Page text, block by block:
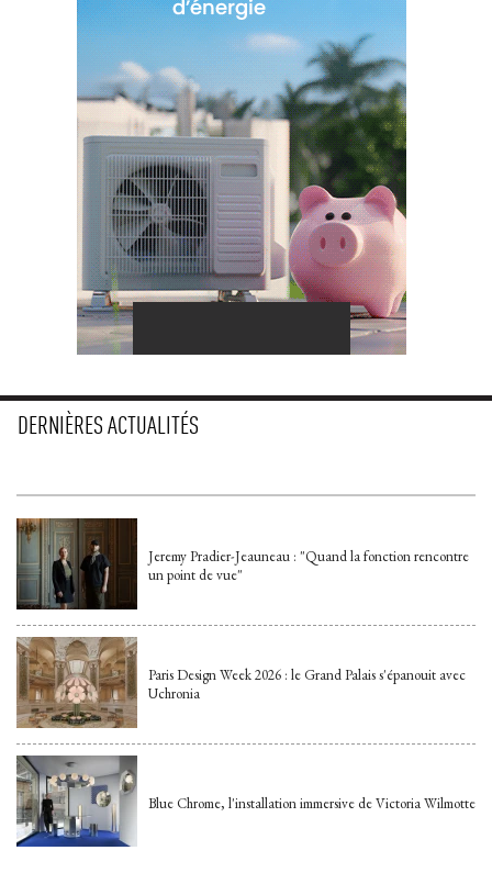
DERNIÈRES ACTUALITÉS
Jeremy Pradier-Jeauneau : "Quand la fonction rencontre
un point de vue"
Paris Design Week 2026 : le Grand Palais s'épanouit avec
Uchronia
Blue Chrome, l'installation immersive de Victoria Wilmotte